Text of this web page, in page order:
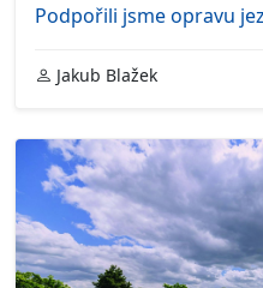
Podpořili jsme opravu
Jakub Blažek